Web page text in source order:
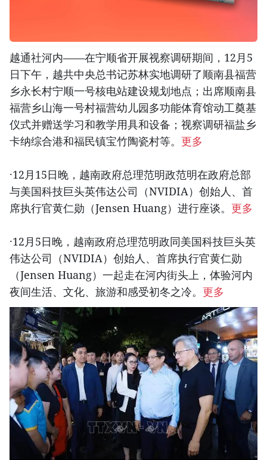
越通社河内——在宁顺省开展视察调研期间，12月5
日下午，越共中央总书记苏林实地调研了顺南县福营
乡永长村宁顺一号核电站建设规划地点；出席顺南县
福营乡山海一号村福营幼儿园多功能体育馆动工奠基
仪式并赠送学习和教学用具和设备；视察调研福盐乡
卡纳综合港和福民镇宝竹陶瓷村等。 更多
·12月15日晚，越南政府总理范明政范明在政府总部
与美国科技巨头英伟达公司（NVIDIA）创始人、首
席执行官黄仁勋（Jensen Huang）进行座谈。 更多
·12月5日晚，越南政府总理范明政同美国科技巨头英
伟达公司（NVIDIA）创始人、首席执行官黄仁勋
（Jensen Huang）一起走在河内街头上，体验河内
夜间生活、文化、旅游和感受初冬之冷。 更多